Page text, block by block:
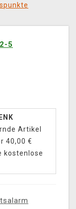
5
Artikel
40,00 €
kostenlose